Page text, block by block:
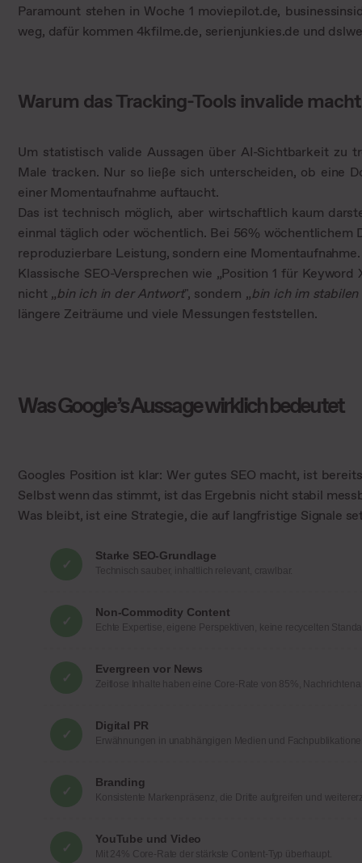
Paramount stehen in Woche 1 moviepilot.de,
weg, dafür kommen 4kfilme.de, serienjunkies.de und
Warum das Tracking-Tools invalide macht
Um statistisch valide Aussagen über AI-Sichtbarkeit zu
Male tracken. Nur so ließe sich unterscheiden, ob eine
einer Momentaufnahme auftaucht.
Das ist technisch möglich, aber wirtschaftlich kaum
einmal täglich oder wöchentlich. Bei 56%
reproduzierbare Leistung, sondern eine Momentaufnahme.
Klassische SEO-Versprechen wie „Position 1 für
nicht „bin ich in der Antwort", sondern „bin ich im
längere Zeiträume und viele Messungen feststellen.
Was Google’s Aussage wirklich bedeutet
Googles Position ist klar: Wer gutes SEO macht, ist
Selbst wenn das stimmt, ist das Ergebnis nicht stabil
Was bleibt, ist eine Strategie, die auf langfristige Signale
✓
Starke SEO-Grundlage
Technisch sauber, inhaltlich relevant, crawlbar.
✓
Non-Commodity Content
Echte Expertise, eigene Perspektiven, keine recycelten
✓
Evergreen vor News
Zeitlose Inhalte haben eine Core-Rate von 85%,
✓
Digital PR
Erwähnungen in unabhängigen Medien und
✓
Branding
Konsistente Markenpräsenz, die Dritte aufgreifen und
✓
YouTube und Video
Mit 24% Core-Rate der stärkste Content-Typ überhaupt.